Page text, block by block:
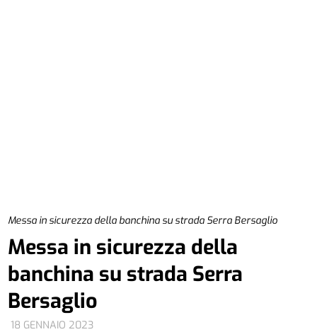
Messa in sicurezza della banchina su strada Serra Bersaglio
18 GENNAIO 2023
Messa in sicurezza della
banchina su strada Serra
Bersaglio